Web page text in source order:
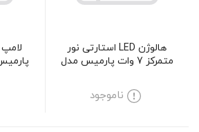
هالوژن LED استارتی نور
متمرکز 7 وات پارمیس مدل
ناموجود